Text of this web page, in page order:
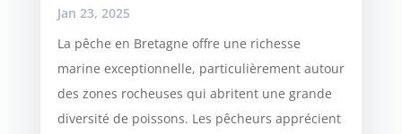
Jan 23, 2025
La pêche en Bretagne offre une richesse
marine exceptionnelle, particulièrement autour
des zones rocheuses qui abritent une grande
diversité de poissons. Les pêcheurs apprécient